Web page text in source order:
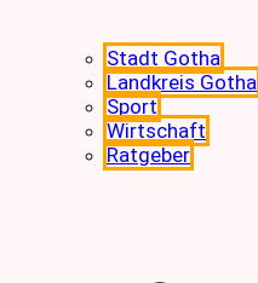
Stadt Gotha
Landkreis Gotha
Sport
Wirtschaft
Ratgeber